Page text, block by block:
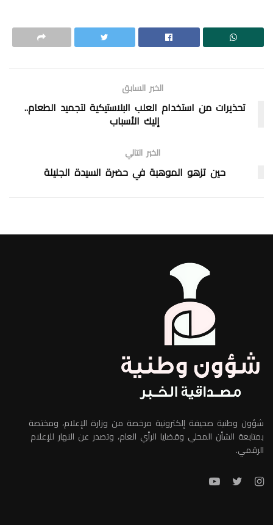
الخبر السابق
تحذيرات من استخدام العلب البلاستيكية لتجميد الطعام..
إليك الأسباب
الخبر التالي
حين تزهو الموهبة في حضرة السيدة الجليلة
شؤون وطنية صحيفة إلكترونية مرخصة من وزارة الإعلام، ومختصة
بمتابعة الشأن المحلي وقضايا الرأي العام، وتصدر عن النهار للإعلام
الرقمي.